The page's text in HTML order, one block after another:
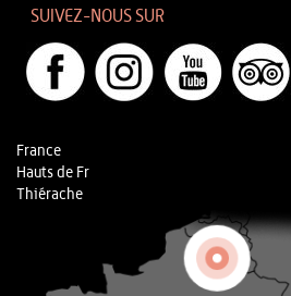
SUIVEZ-NOUS SUR
France
Hauts de Fr
Thiérache